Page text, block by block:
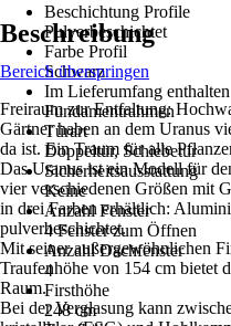
Beschichtung Profile
Pulverbeschichtet
Farbe Profil
Schwarz
Im Lieferumfang enthalten
Fundamentrahmen
Türart
Doppeltür, Schiebetür
Sicherheitsausstattung
Keine
Anzahl Fenster
4 Fenster zum Öffnen
Anzahl Dachfenster
4
Firsthöhe
248 cm
Beschreibung
Bereich überspringen
Freiraum zur Entfaltung:
Gärtner haben an dem Uranus
da ist. Ein Traum für alle
Das Uranus ist ein Modell für
vier verschiedenen Größen mit
in drei Farben erhältlich:
pulverbeschichtet.
Mit seiner außergewöhnlichen
Traufenhöhe von 154 cm bietet
Raum.
Bei der Verglasung kann